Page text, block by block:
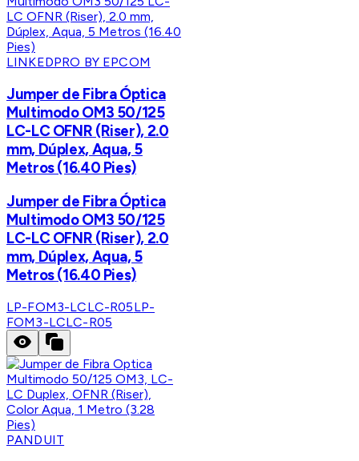
LINKEDPRO BY EPCOM
Jumper de Fibra Óptica
Multimodo OM3 50/125
LC-LC OFNR (Riser), 2.0
mm, Dúplex, Aqua, 5
Metros (16.40 Pies)
Jumper de Fibra Óptica
Multimodo OM3 50/125
LC-LC OFNR (Riser), 2.0
mm, Dúplex, Aqua, 5
Metros (16.40 Pies)
LP-FOM3-LCLC-R05LP-
FOM3-LCLC-R05
PANDUIT